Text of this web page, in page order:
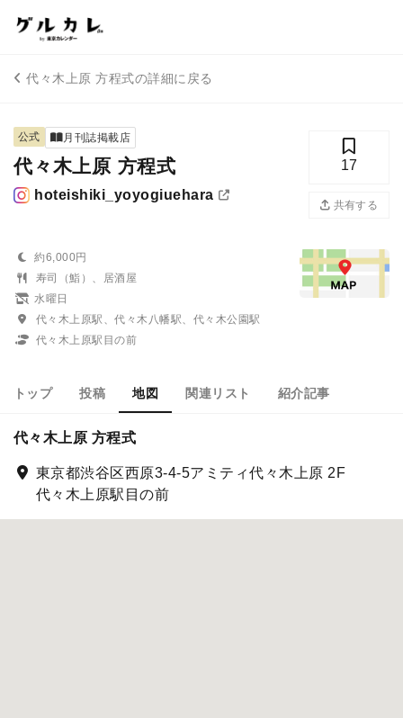
代々木上原 方程式の詳細に戻る
公式 月刊誌掲載店
代々木上原 方程式
hoteishiki_yoyogiuehara
17
共有する
約6,000円
寿司（鮨）、居酒屋
水曜日
代々木上原駅、代々木八幡駅、代々木公園駅
代々木上原駅目の前
トップ 投稿 地図 関連リスト 紹介記事
代々木上原 方程式
東京都渋谷区西原3-4-5アミティ代々木上原 2F
代々木上原駅目の前